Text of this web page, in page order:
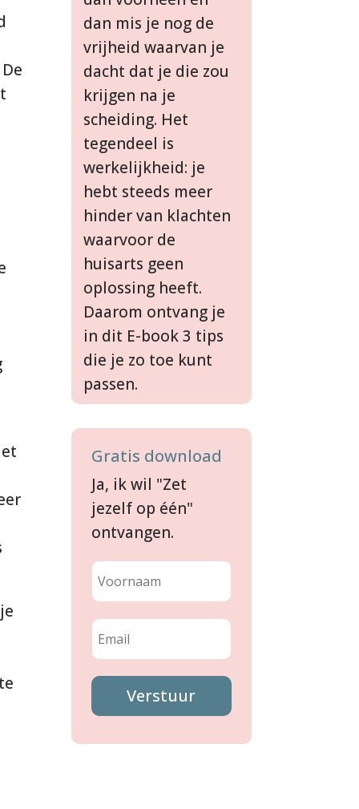
dan mis je nog de
vrijheid waarvan je
dacht dat je die zou
krijgen na je
scheiding. Het
tegendeel is
werkelijkheid: je
hebt steeds meer
hinder van klachten
waarvoor de
huisarts geen
oplossing heeft.
Daarom ontvang je
in dit E-book 3 tips
die je zo toe kunt
passen.
Gratis download
Ja, ik wil "Zet
jezelf op één"
ontvangen.
Verstuur